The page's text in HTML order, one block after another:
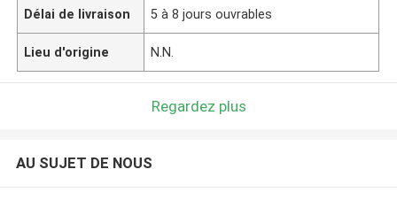
Délai de livraison 5 à 8 jours ouvrables
Lieu d'origine N.N.
Regardez plus
AU SUJET DE NOUS